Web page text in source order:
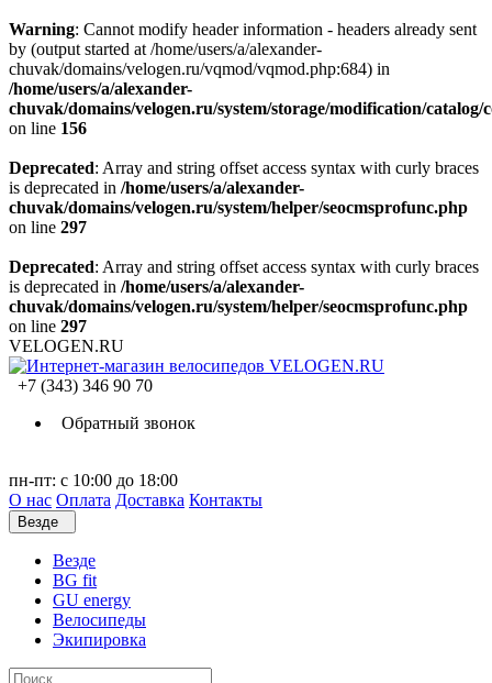
Warning: Cannot modify header information - headers already sent
by (output started at /home/users/a/alexander-
chuvak/domains/velogen.ru/vqmod/vqmod.php:684) in
/home/users/a/alexander-
chuvak/domains/velogen.ru/system/storage/modification/
on line 156
Deprecated: Array and string offset access syntax with curly braces
is deprecated in /home/users/a/alexander-
chuvak/domains/velogen.ru/system/helper/seocmsprofunc.php
on line 297
Deprecated: Array and string offset access syntax with curly braces
is deprecated in /home/users/a/alexander-
chuvak/domains/velogen.ru/system/helper/seocmsprofunc.php
on line 297
VELOGEN.RU
+7 (343) 346 90 70
Обратный звонок
пн-пт: с 10:00 до 18:00
О нас Оплата Доставка Контакты
Везде
Везде
BG fit
GU energy
Велосипеды
Экипировка